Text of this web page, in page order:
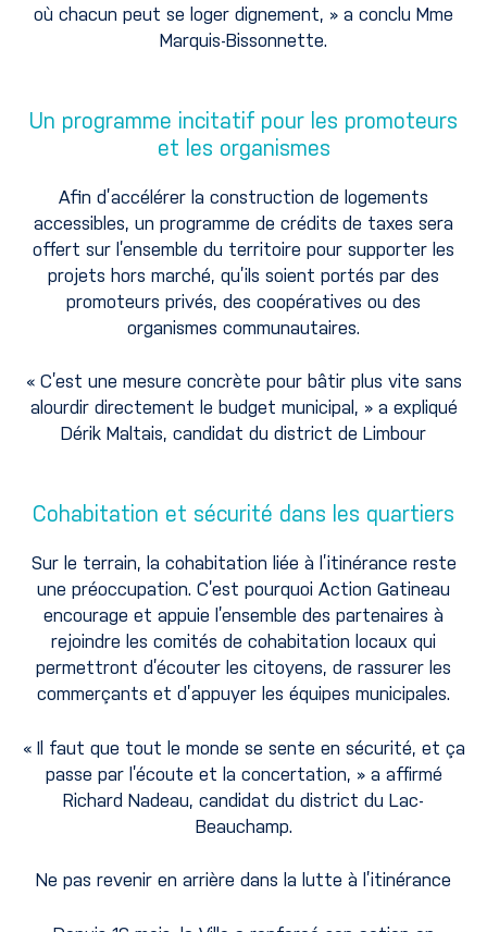
où chacun peut se loger dignement, » a conclu Mme
Marquis-Bissonnette.
Un programme incitatif pour les promoteurs
et les organismes
Afin d’accélérer la construction de logements
accessibles, un programme de crédits de taxes sera
offert sur l’ensemble du territoire pour supporter les
projets hors marché, qu’ils soient portés par des
promoteurs privés, des coopératives ou des
organismes communautaires.
« C’est une mesure concrète pour bâtir plus vite sans
alourdir directement le budget municipal, » a expliqué
Dérik Maltais, candidat du district de Limbour
Cohabitation et sécurité dans les quartiers
Sur le terrain, la cohabitation liée à l’itinérance reste
une préoccupation. C’est pourquoi Action Gatineau
encourage et appuie l’ensemble des partenaires à
rejoindre les comités de cohabitation locaux qui
permettront d’écouter les citoyens, de rassurer les
commerçants et d’appuyer les équipes municipales.
« Il faut que tout le monde se sente en sécurité, et ça
passe par l’écoute et la concertation, » a affirmé
Richard Nadeau, candidat du district du Lac-
Beauchamp.
Ne pas revenir en arrière dans la lutte à l’itinérance